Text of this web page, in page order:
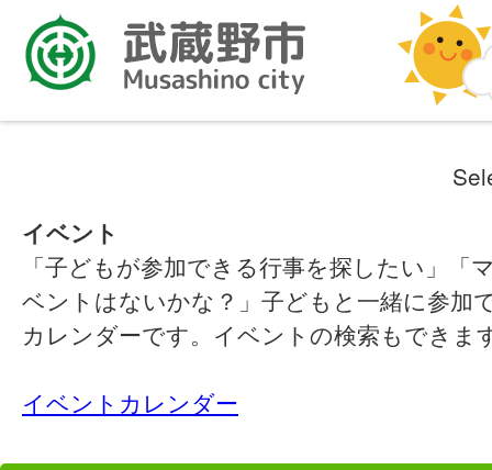
イベント
「子どもが参加できる行事を探したい」「
ベントはないかな？」子どもと一緒に参加
カレンダーです。イベントの検索もできま
イベントカレンダー